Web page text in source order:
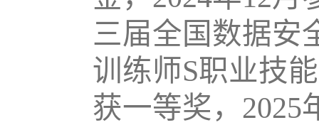
三届全国数据安
训练师S职业技
获一等奖，2025